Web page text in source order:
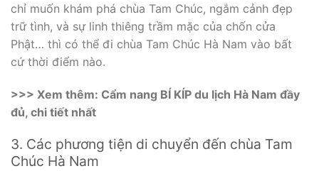
chỉ muốn khám phá chùa Tam Chúc, ngắm cảnh đẹp
trữ tình, và sự linh thiêng trầm mặc của chốn cửa
Phật… thì có thể đi chùa Tam Chúc Hà Nam vào bất
cứ thời điểm nào.
>>> Xem thêm: Cẩm nang BÍ KÍP du lịch Hà Nam đầy
đủ, chi tiết nhất
3. Các phương tiện di chuyển đến chùa Tam
Chúc Hà Nam